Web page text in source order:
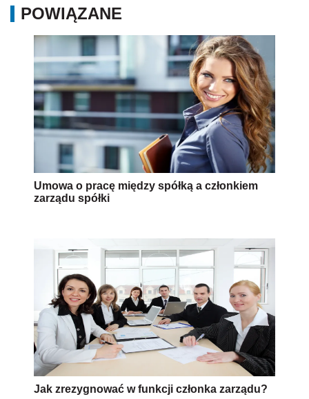
POWIĄZANE
Umowa o pracę między spółką a członkiem
zarządu spółki
Jak zrezygnować w funkcji członka zarządu?